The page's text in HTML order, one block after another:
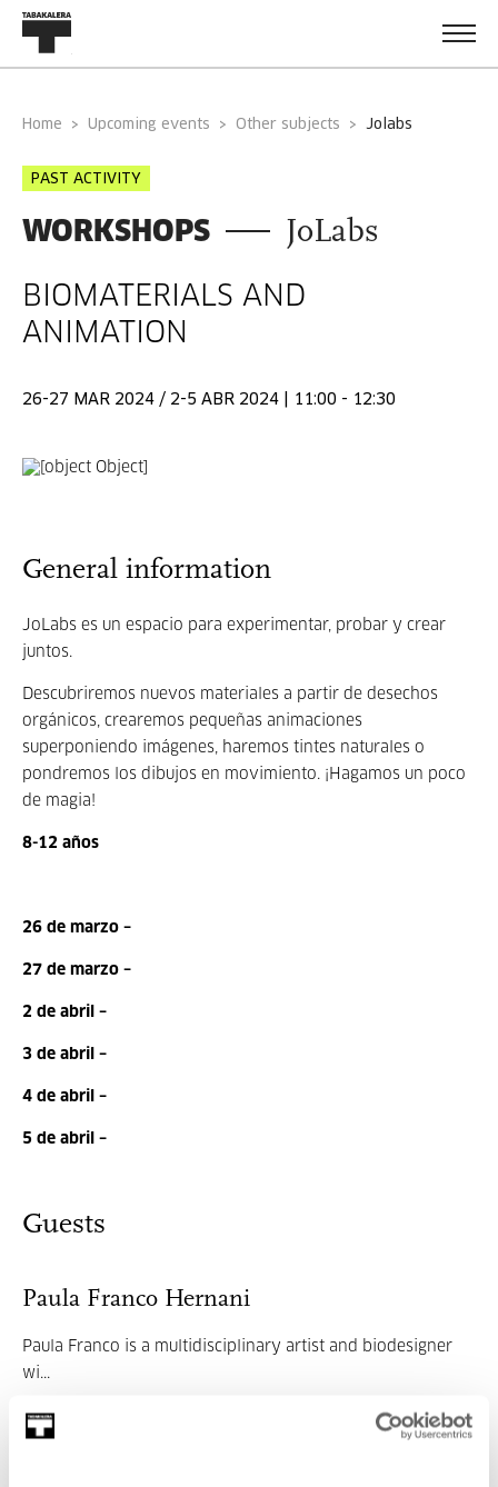
Home Upcoming events Other subjects jolabs
PAST ACTIVITY
WORKSHOPS JoLabs
BIOMATERIALS AND
ANIMATION
26-27 MAR 2024 / 2-5 ABR 2024 | 11:00 - 12:30
General information
JoLabs es un espacio para experimentar, probar y crear
juntos.
Descubriremos nuevos materiales a partir de desechos
orgánicos, crearemos pequeñas animaciones
superponiendo imágenes, haremos tintes naturales o
pondremos los dibujos en movimiento. ¡Hagamos un poco
de magia!
8-12 años
26 de marzo –
27 de marzo –
2 de abril –
3 de abril –
4 de abril –
5 de abril –
Guests
Paula Franco Hernani
Paula Franco is a multidisciplinary artist and biodesigner
wi...
MORE INFORMATION